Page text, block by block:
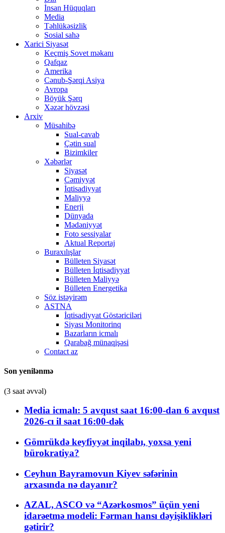
İnsan Hüquqları
Media
Təhlükəsizlik
Sosial sahə
Xarici Siyasət
Keçmiş Sovet məkanı
Qafqaz
Amerika
Cənub-Şərqi Asiya
Avropa
Böyük Şərq
Xəzər hövzəsi
Arxiv
Müsahibə
Sual-cavab
Çətin sual
Bizimkiler
Xəbərlər
Siyasət
Cəmiyyət
İqtisadiyyat
Maliyyə
Enerji
Dünyada
Mədəniyyət
Foto sessiyalar
Aktual Reportaj
Buraxılışlar
Bülleten Siyasət
Bülleten İqtisadiyyat
Bülleten Maliyyə
Bülleten Energetika
Söz istəyirəm
ASTNA
İqtisadiyyat Göstəriciləri
Siyası Monitorinq
Bazarların icmalı
Qarabağ münaqişəsi
Contact az
Son yenilənmə
(3 saat əvvəl)
Media icmalı: 5 avqust saat 16:00-dan 6 avqust
2026-cı il saat 16:00-dək
Gömrükdə keyfiyyət inqilabı, yoxsa yeni
bürokratiya?
Ceyhun Bayramovun Kiyev səfərinin
arxasında nə dayanır?
AZAL, ASCO və “Azərkosmos” üçün yeni
idarəetmə modeli: Fərman hansı dəyişiklikləri
gətirir?